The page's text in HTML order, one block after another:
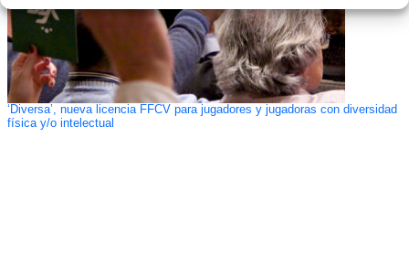
‘Diversa’, nueva licencia FFCV para jugadores y jugadoras con diversidad
física y/o intelectual